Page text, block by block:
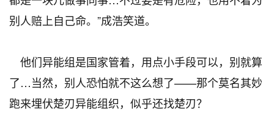
别人赔上自己命。”成浩笑道。
他们异能组是国家管着，用点小手段可以，别就算
了…当然，别人恐怕就不这么想了——那个莫名其妙
跑来埋伏楚刃异能组织，似乎还找楚刃？